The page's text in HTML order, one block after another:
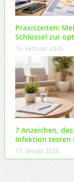
Praxiszeiten:
Schlüssel zur
16. Februar 2026
7 Anzeichen,
Infektion testen
21. Januar 2026